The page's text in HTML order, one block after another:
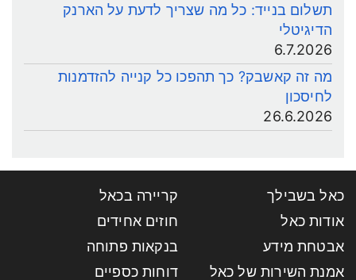
תשלום בנייד: כל מה שצריך לדעת על הארנק
הדיגיטלי
6.7.2026
מה זה קאשבק? כך תהפכו כל קנייה להזדמנות
לחיסכון
26.6.2026
כאל בשבילך
קריירה בכאל
אודות כאל
חוזים אחידים
אבטחת מידע
בנקאות פתוחה
אמנת השירות של כאל
דוחות כספיים